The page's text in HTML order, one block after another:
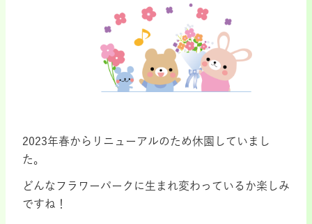
2023年春からリニューアルのため休園していまし
た。
どんなフラワーパークに生まれ変わっているか楽しみ
ですね！